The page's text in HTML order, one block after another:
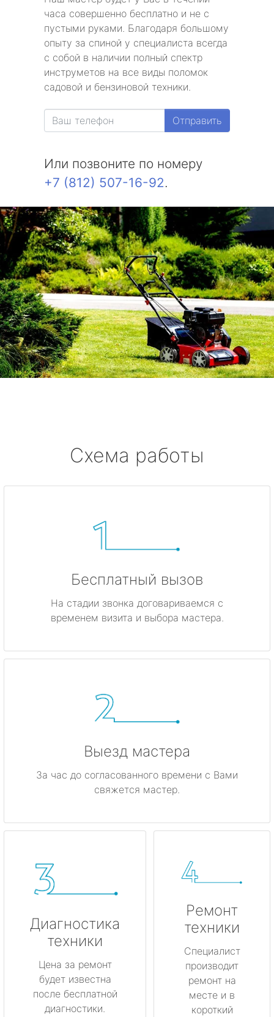
часа совершенно бесплатно и не с
пустыми руками. Благодаря большому
опыту за спиной у специалиста всегда
с собой в наличии полный спектр
инструметов на все виды поломок
садовой и бензиновой техники.
Отправить
Или позвоните по номеру
+7 (812) 507-16-92.
Схема работы
Бесплатный вызов
На стадии звонка договариваемся с
временем визита и выбора мастера.
Выезд мастера
За час до согласованного времени с Вами
свяжется мастер.
Диагностика
техники
Цена за ремонт
будет известна
после бесплатной
диагностики.
Ремонт
техники
Специалист
производит
ремонт на
месте и в
короткий